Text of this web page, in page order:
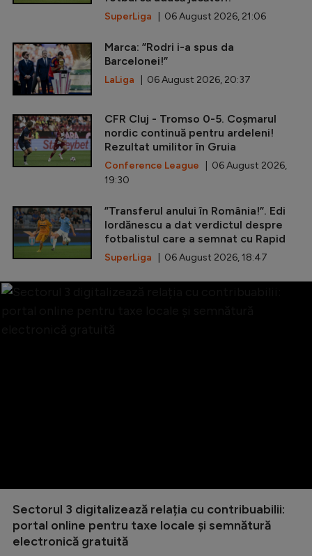
SuperLiga | 06 August 2026, 21:06
Marca: ”Rodri i-a spus da
Barcelonei!”
LaLiga | 06 August 2026, 20:37
CFR Cluj - Tromso 0-5. Coșmarul
nordic continuă pentru ardeleni!
Rezultat umilitor în Gruia
Conference League | 06 August 2026,
19:30
”Transferul anului în România!”. Edi
Iordănescu a dat verdictul despre
fotbalistul care a semnat cu Rapid
SuperLiga | 06 August 2026, 18:47
Sectorul 3 digitalizează relația cu contribuabilii:
portal online pentru taxe locale și semnătură
electronică gratuită